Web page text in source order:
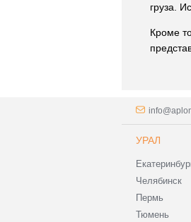
груза.
Кроме
УРАЛ
Челябинск
Пермь
Тюмень